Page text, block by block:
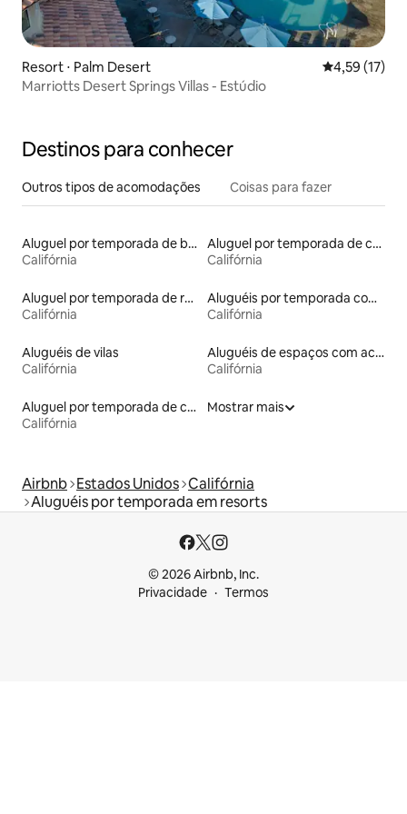
Resort ⋅ Palm Desert 4,59 de uma
4,59 (17)
Marriotts Desert Springs Villas - Estúdio
Destinos para conhecer
Outros tipos de acomodações Coisas para fazer
Aluguel por temporada de barcos
Califórnia
Aluguel por temporada de castelos
Califórnia
Aluguel por temporada de ranchos
Califórnia
Aluguéis por temporada com vista para a praia
Califórnia
Aluguéis de vilas
Califórnia
Aluguéis de espaços com acesso direto a pistas de esqui
Califórnia
Aluguel por temporada de casas na terra
Califórnia
Mostrar mais
Airbnb Estados Unidos Califórnia
Aluguéis por temporada em resorts
© 2026 Airbnb, Inc.
Privacidade
Termos